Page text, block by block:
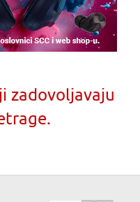
zadovoljavaju